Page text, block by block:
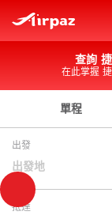
查詢
在此掌握
單程
出發
出發地
抵達